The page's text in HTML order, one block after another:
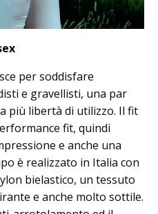
per soddisfare
e gravellisti, una par
più libertà di utilizzo. Il fit
fit, quindi
e anche una
è realizzato in Italia con
bielastico, un tessuto
e anche molto sottile.